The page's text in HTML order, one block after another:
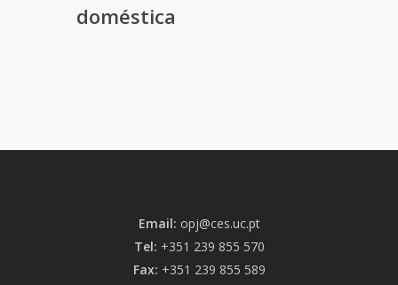
doméstica
Email: opj@ces.uc.pt
Tel: +351 239 855 570
Fax: +351 239 855 589